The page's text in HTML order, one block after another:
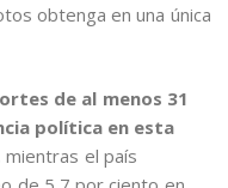
obtenga en una única
de al menos 31
política en esta
mientras el país